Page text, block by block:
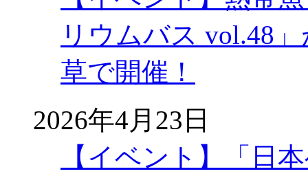
リウムバス vol.48
草で開催！
2026年4月23日
【イベント】「日